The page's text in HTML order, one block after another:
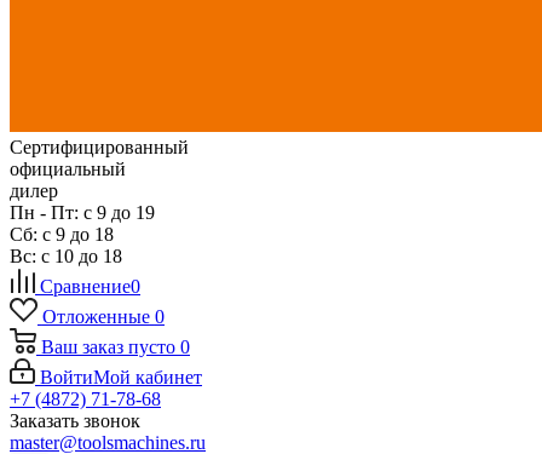
Сертифицированный
официальный
дилер
Пн - Пт: с 9 до 19
Сб: с 9 до 18
Вс: с 10 до 18
Сравнение0
Отложенные 0
Ваш заказ пусто 0
ВойтиМой кабинет
+7 (4872) 71-78-68
Заказать звонок
master@toolsmachines.ru